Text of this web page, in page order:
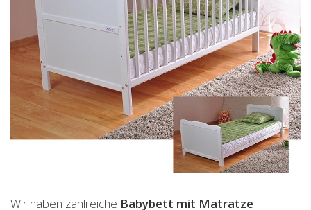
Wir haben zahlreiche Babybett mit Matratze